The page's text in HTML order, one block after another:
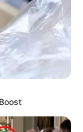
fue
y luego
un edificio